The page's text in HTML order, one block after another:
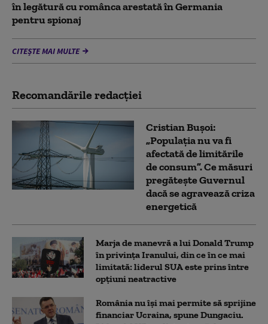
în legătură cu românca arestată în Germania
pentru spionaj
CITEȘTE MAI MULTE
Recomandările redacţiei
Cristian Bușoi:
„Populația nu va fi
afectată de limitările
de consum”. Ce măsuri
pregătește Guvernul
dacă se agravează criza
energetică
Marja de manevră a lui Donald Trump
în privința Iranului, din ce în ce mai
limitată: liderul SUA este prins între
opțiuni neatractive
România nu își mai permite să sprijine
financiar Ucraina, spune Dungaciu.